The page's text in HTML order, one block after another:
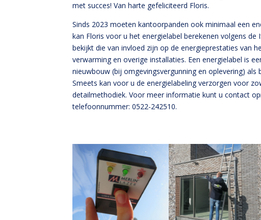
met succes! Van harte gefeliciteerd Floris.
Sinds 2023 moeten kantoorpanden ook minimaal een
kan Floris voor u het energielabel berekenen volgens
bekijkt die van invloed zijn op de energieprestaties van
verwarming en overige installaties. Een energielabel is
nieuwbouw (bij omgevingsvergunning en oplevering) als
Smeets kan voor u de energielabeling verzorgen voor
detailmethodiek. Voor meer informatie kunt u contact
telefoonnummer: 0522-242510.